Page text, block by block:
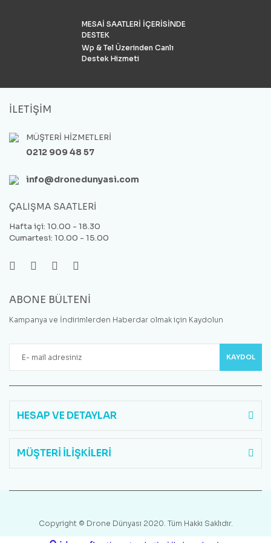
MESAİ SAATLERİ İÇERİSİNDE
DESTEK
Wp & Tel Üzerinden Canlı
Destek Hizmeti
İLETİŞİM
MÜŞTERİ HİZMETLERİ
0212 909 48 57
info@dronedunyasi.com
ÇALIŞMA SAATLERİ
Hafta içi: 10.00 - 18.30
Cumartesi: 10.00 - 15.00
ABONE BÜLTENİ
Kampanya ve İndirimlerden Haberdar olmak için Kaydolun
KAYDOL
HESAP VE DETAYLAR
MÜŞTERİ İLİŞKİLERİ
Copyright © Drone Dünyası 2020. Tüm Hakkı Saklıdır.